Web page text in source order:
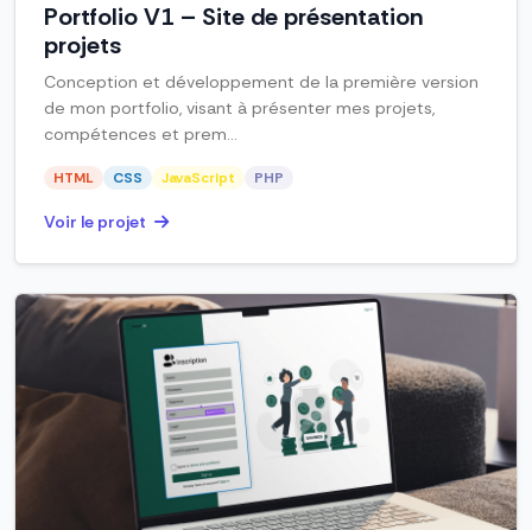
Portfolio V1 – Site de présentation
projets
Conception et développement de la première version
de mon portfolio, visant à présenter mes projets,
compétences et prem...
HTML CSS JavaScript PHP
Voir le projet